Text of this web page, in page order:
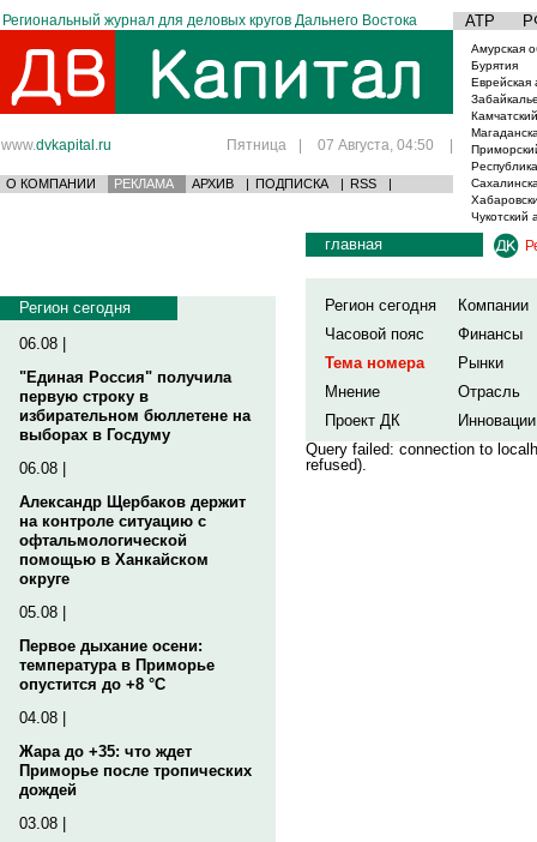
Региональный журнал для деловых кругов Дальнего Востока АТР
www.dvkapital.ru Пятница | 07 Августа, 04:50 |
О КОМПАНИИ РЕКЛАМА АРХИВ | ПОДПИСКА | RSS |
Амурская
Бурятия
Еврейская
Чукотский
Регион сегодня
06.08 |
"Единая Россия" получила
первую строку в
избирательном бюллетене на
выборах в Госдуму
06.08 |
Александр Щербаков держит
на контроле ситуацию с
офтальмологической
помощью в Ханкайском
округе
05.08 |
Первое дыхание осени:
температура в Приморье
опустится до +8 °C
04.08 |
Жара до +35: что ждет
Приморье после тропических
дождей
03.08 |
главная
Регион сегодня
Компании
Часовой пояс
Финансы
Тема номера
Рынки
Мнение
Отрасль
Проект ДК
Инновации
Query failed: connection to
refused).